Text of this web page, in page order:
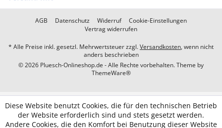
AGB Datenschutz Widerruf
Cookie-Einstellungen
Vertrag widerrufen
* Alle Preise inkl. gesetzl. Mehrwertsteuer zzgl.Versandkosten, wenn nicht
anders beschrieben
© 2026 Pluesch-Onlineshop.de - Alle Rechte vorbehalten. Theme by
ThemeWare®
Diese Website benutzt Cookies, die für den technischen Betrieb
der Website erforderlich sind und stets gesetzt werden.
Andere Cookies, die den Komfort bei Benutzung dieser Website